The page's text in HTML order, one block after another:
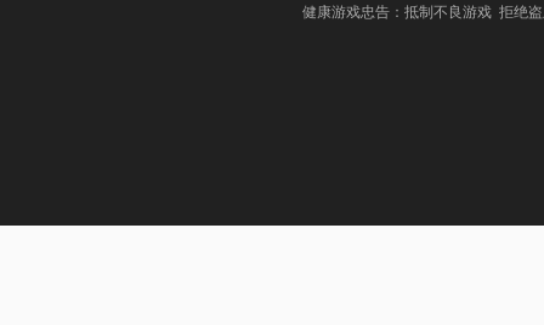
健康游戏忠告：抵制不良游戏 拒绝